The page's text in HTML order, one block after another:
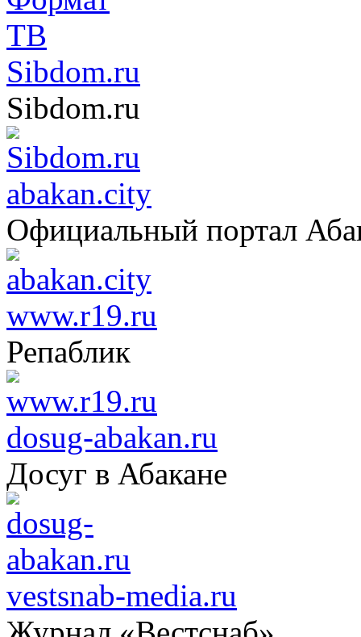
Sibdom.ru
Sibdom.ru
abakan.city
Официальный портал
www.r19.ru
Репаблик
dosug-abakan.ru
Досуг в Абакане
vestsnab-media.ru